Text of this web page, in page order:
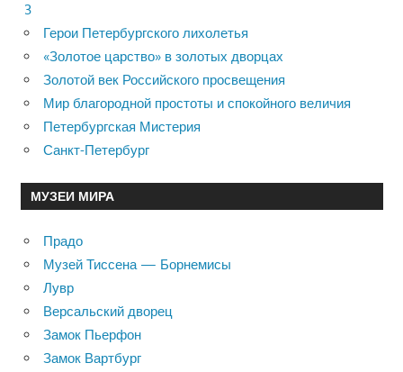
3
Герои Петербургского лихолетья
«Золотое царство» в золотых дворцах
Золотой век Российского просвещения
Мир благородной простоты и спокойного величия
Петербургская Мистерия
Санкт-Петербург
МУЗЕИ МИРА
Прадо
Музей Тиссена — Борнемисы
Лувр
Версальский дворец
Замок Пьерфон
Замок Вартбург